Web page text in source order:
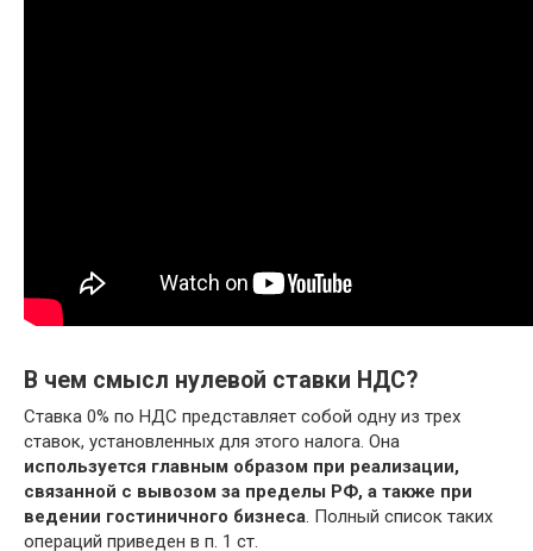
В чем смысл нулевой ставки НДС?
Ставка 0% по НДС представляет собой одну из трех
ставок, установленных для этого налога. Она
используется главным образом при реализации,
связанной с вывозом за пределы РФ, а также при
ведении гостиничного бизнеса. Полный список таких
операций приведен в п. 1 ст.